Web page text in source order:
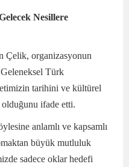
Nesillere
Çelik, organizasyonun
Geleneksel Türk
tarihini ve kültürel
olduğunu ifade etti.
anlamlı ve kapsamlı
büyük mutluluk
sadece oklar hedefi